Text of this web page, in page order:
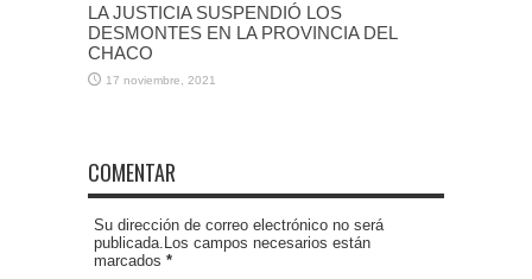
LA JUSTICIA SUSPENDIÓ LOS
DESMONTES EN LA PROVINCIA DEL
CHACO
17 noviembre, 2021
COMENTAR
Su dirección de correo electrónico no será
publicada.Los campos necesarios están
marcados *